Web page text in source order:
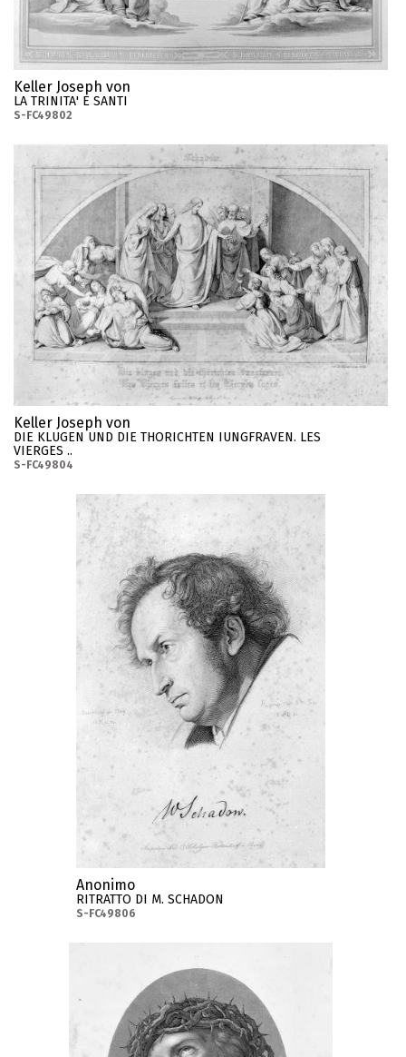
Keller Joseph von
LA TRINITA' E SANTI
S-FC49802
Keller Joseph von
DIE KLUGEN UND DIE THORICHTEN IUNGFRAVEN. LES
VIERGES ..
S-FC49804
Anonimo
RITRATTO DI M. SCHADON
S-FC49806